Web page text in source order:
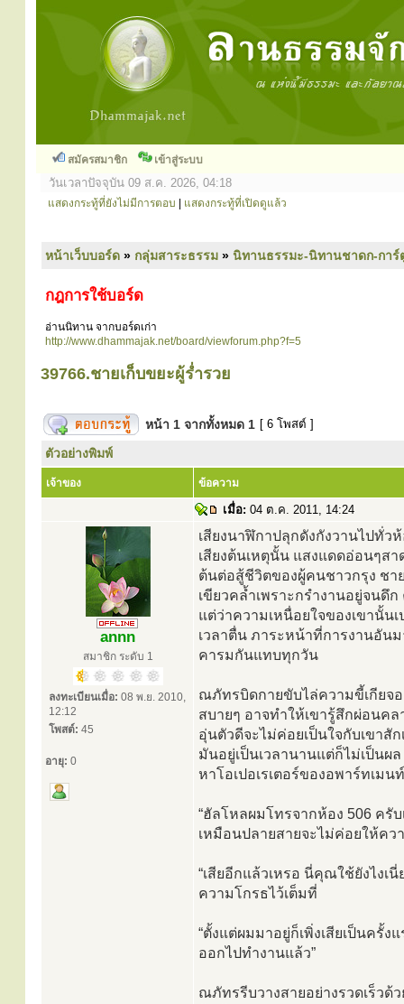
สมัครสมาชิก เข้าสู่ระบบ
วันเวลาปัจจุบัน 09 ส.ค. 2026, 04:18
แสดงกระทู้ที่ยังไม่มีการตอบ แสดงกระทู้ที่เปิดดูแล้ว
หน้าเว็บบอร์ด » กลุ่มสาระธรรม » นิทานธรรมะ-นิทานชาดก-การ์
กฎการใช้บอร์ด
อ่านนิทาน จากบอร์ดเก่า
http://www.dhammajak.net/board/viewforum.php?f=5
39766.ชายเก็บขยะผู้ร่ำรวย
หน้า 1 จากทั้งหมด 1 [ 6 โพสต์ ]
ตัวอย่างพิมพ์
เจ้าของ ข้อความ
เมื่อ: 04 ต.ค. 2011, 14:24
annn
สมาชิก ระดับ 1
ลงทะเบียนเมื่อ: 08 พ.ย. 2010,
12:12
โพสต์: 45
อายุ: 0
เสียงนาฬิกาปลุกดังกังวานไปทั่ว
เสียงต้นเหตุนั้น แสงแดดอ่อนๆส
ต้นต่อสู้ชีวิตของผู้คนชาวกรุง ชา
เขียวคล้ำเพราะกรำงานอยู่จนดึ
แต่ว่าความเหนื่อยใจของเขานั้น
เวลาตื่น ภาระหน้าที่การงานอัน
คารมกันแทบทุกวัน
ณภัทรบิดกายขับไล่ความขี้เกียจอ
สบายๆ อาจทำให้เขารู้สึกผ่อนค
อุ่นตัวดีจะไม่ค่อยเป็นใจกับเขา
มันอยู่เป็นเวลานานแต่ก็ไม่เป็น
หาโอเปอเรเตอร์ของอพาร์ทเม
“ฮัลโหลผมโทรจากห้อง 506 ครั
เหมือนปลายสายจะไม่ค่อยให้คว
“เสียอีกแล้วเหรอ นี่คุณใช้ยังไงเ
ความโกรธไว้เต็มที่
“ตั้งแต่ผมมาอยู่ก็เพิ่งเสียเป็นครั้
ออกไปทำงานแล้ว”
ณภัทรรีบวางสายอย่างรวดเร็วด้